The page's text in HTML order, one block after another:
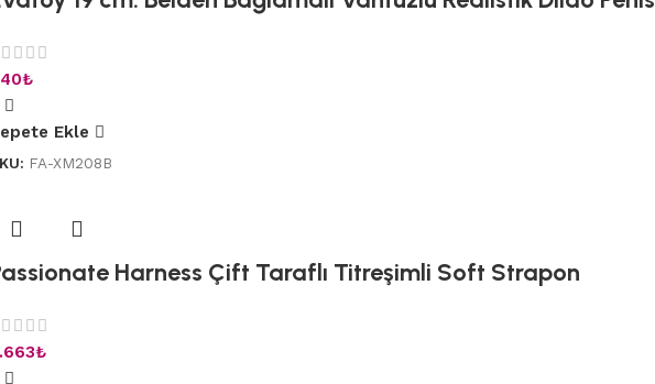
₺
Ekle
FA-XM208B
Harness Çift Taraflı Titreşimli Soft Strapon
₺